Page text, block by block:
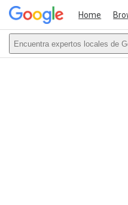
Home
Encuentra expertos locales de